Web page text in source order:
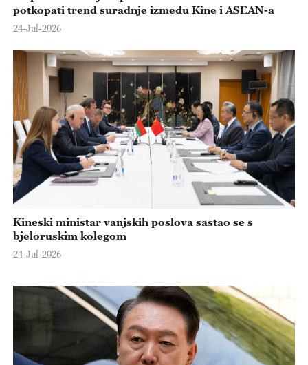
potkopati trend suradnje između Kine i ASEAN-a
24-Jul-2026
Kineski ministar vanjskih poslova sastao se s
bjeloruskim kolegom
24-Jul-2026